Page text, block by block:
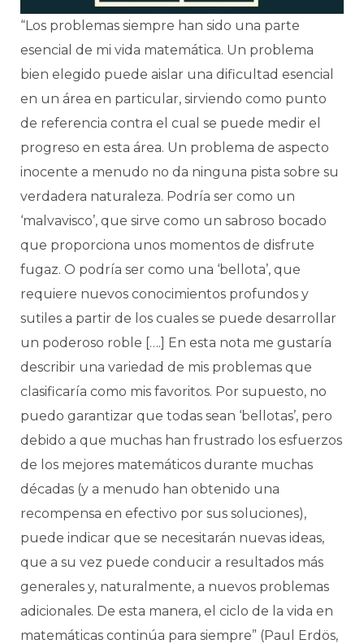
“Los problemas siempre han sido una parte
esencial de mi vida matemática. Un problema
bien elegido puede aislar una dificultad esencial
en un área en particular, sirviendo como punto
de referencia contra el cual se puede medir el
progreso en esta área. Un problema de aspecto
inocente a menudo no da ninguna pista sobre su
verdadera naturaleza. Podría ser como un
‘malvavisco’, que sirve como un sabroso bocado
que proporciona unos momentos de disfrute
fugaz. O podría ser como una ‘bellota’, que
requiere nuevos conocimientos profundos y
sutiles a partir de los cuales se puede desarrollar
un poderoso roble [….] En esta nota me gustaría
describir una variedad de mis problemas que
clasificaría como mis favoritos. Por supuesto, no
puedo garantizar que todas sean ‘bellotas’, pero
debido a que muchas han frustrado los esfuerzos
de los mejores matemáticos durante muchas
décadas (y a menudo han obtenido una
recompensa en efectivo por sus soluciones),
puede indicar que se necesitarán nuevas ideas,
que a su vez puede conducir a resultados más
generales y, naturalmente, a nuevos problemas
adicionales. De esta manera, el ciclo de la vida en
matemáticas continúa para siempre” (Paul Erdös,